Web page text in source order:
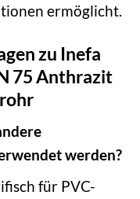
ermöglicht.
zu Inefa
75 Anthrazit
werden?
für PVC-